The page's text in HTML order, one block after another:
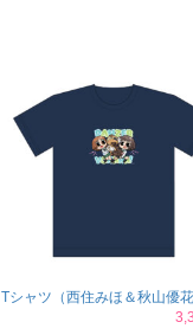
Tシャツ（西住みほ＆秋山優花